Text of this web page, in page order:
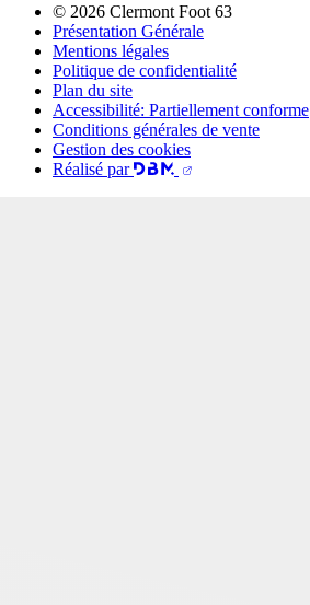
© 2026 Clermont Foot 63
Présentation Générale
Mentions légales
Politique de confidentialité
Plan du site
Accessibilité: Partiellement conforme
Conditions générales de vente
Gestion des cookies
Réalisé par